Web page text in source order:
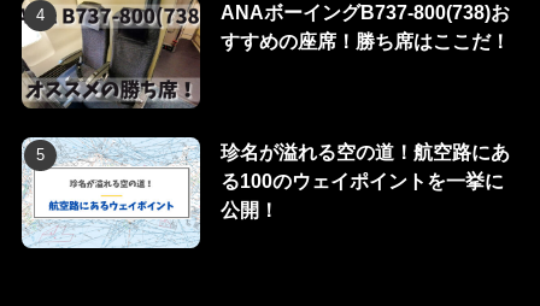
ANAボーイングB737-800(738)お
すすめの座席！勝ち席はここだ！
珍名が溢れる空の道！航空路にあ
る100のウェイポイントを一挙に
公開！